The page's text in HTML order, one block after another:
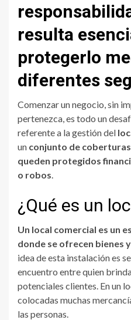
resulta
protegerlo
diferentes
Comenzar un negocio, sin
pertenezca, es todo un
referente a la gestión del
un conjunto de
queden protegidos
o robos
¿Qué es un
Un local comercial es un
donde se ofrecen bienes
idea de esta instalación es
encuentro entre quien
potenciales clientes. En un
colocadas muchas
las personas.